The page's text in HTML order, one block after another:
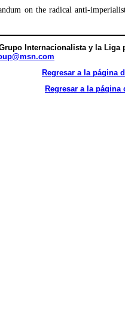
on the radical anti-
Internacionalista y la Liga
Regresar a la página
Regresar a la página